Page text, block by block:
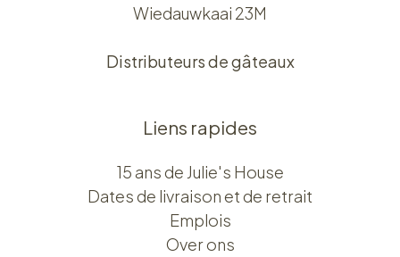
Wiedauwkaai 23M
Distributeurs de gâteaux
Liens rapides
15 ans de Julie's House
Dates de livraison et de retrait
Emplois
Over ons​​